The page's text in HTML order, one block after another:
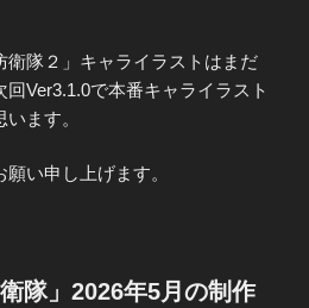
衛隊２」キャライラストはまだ
Ver3.1.0で本番キャライラスト
ます。
い申し上げます。
隊」2026年5月の制作